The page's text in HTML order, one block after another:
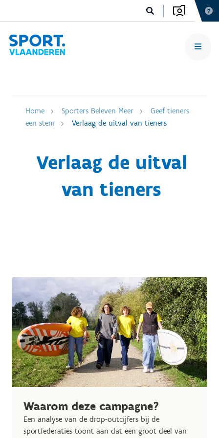
Home Sporters Beleven Meer
Geef tieners
een stem
Verlaag de uitval van tieners
Verlaag de uitval
van tieners
Waarom deze campagne?
Een analyse van de drop-outcijfers bij de
sportfederaties toont aan dat een groot deel van